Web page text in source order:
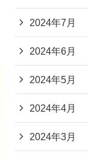
2024年7月
2024年6月
2024年5月
2024年4月
2024年3月